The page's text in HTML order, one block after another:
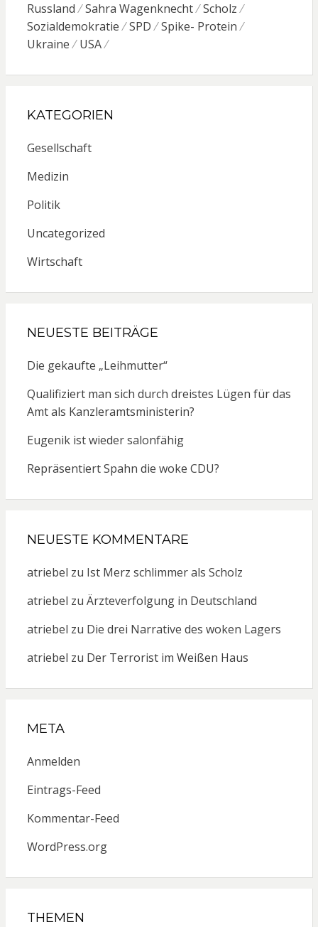
Russland
Sahra Wagenknecht
Scholz
Sozialdemokratie
SPD
Spike- Protein
Ukraine
USA
KATEGORIEN
Gesellschaft
Medizin
Politik
Uncategorized
Wirtschaft
NEUESTE BEITRÄGE
Die gekaufte „Leihmutter“
Qualifiziert man sich durch dreistes Lügen für das
Amt als Kanzleramtsministerin?
Eugenik ist wieder salonfähig
Repräsentiert Spahn die woke CDU?
NEUESTE KOMMENTARE
atriebel zu Ist Merz schlimmer als Scholz
atriebel zu Ärzteverfolgung in Deutschland
atriebel zu Die drei Narrative des woken Lagers
atriebel zu Der Terrorist im Weißen Haus
META
Anmelden
Eintrags-Feed
Kommentar-Feed
WordPress.org
THEMEN